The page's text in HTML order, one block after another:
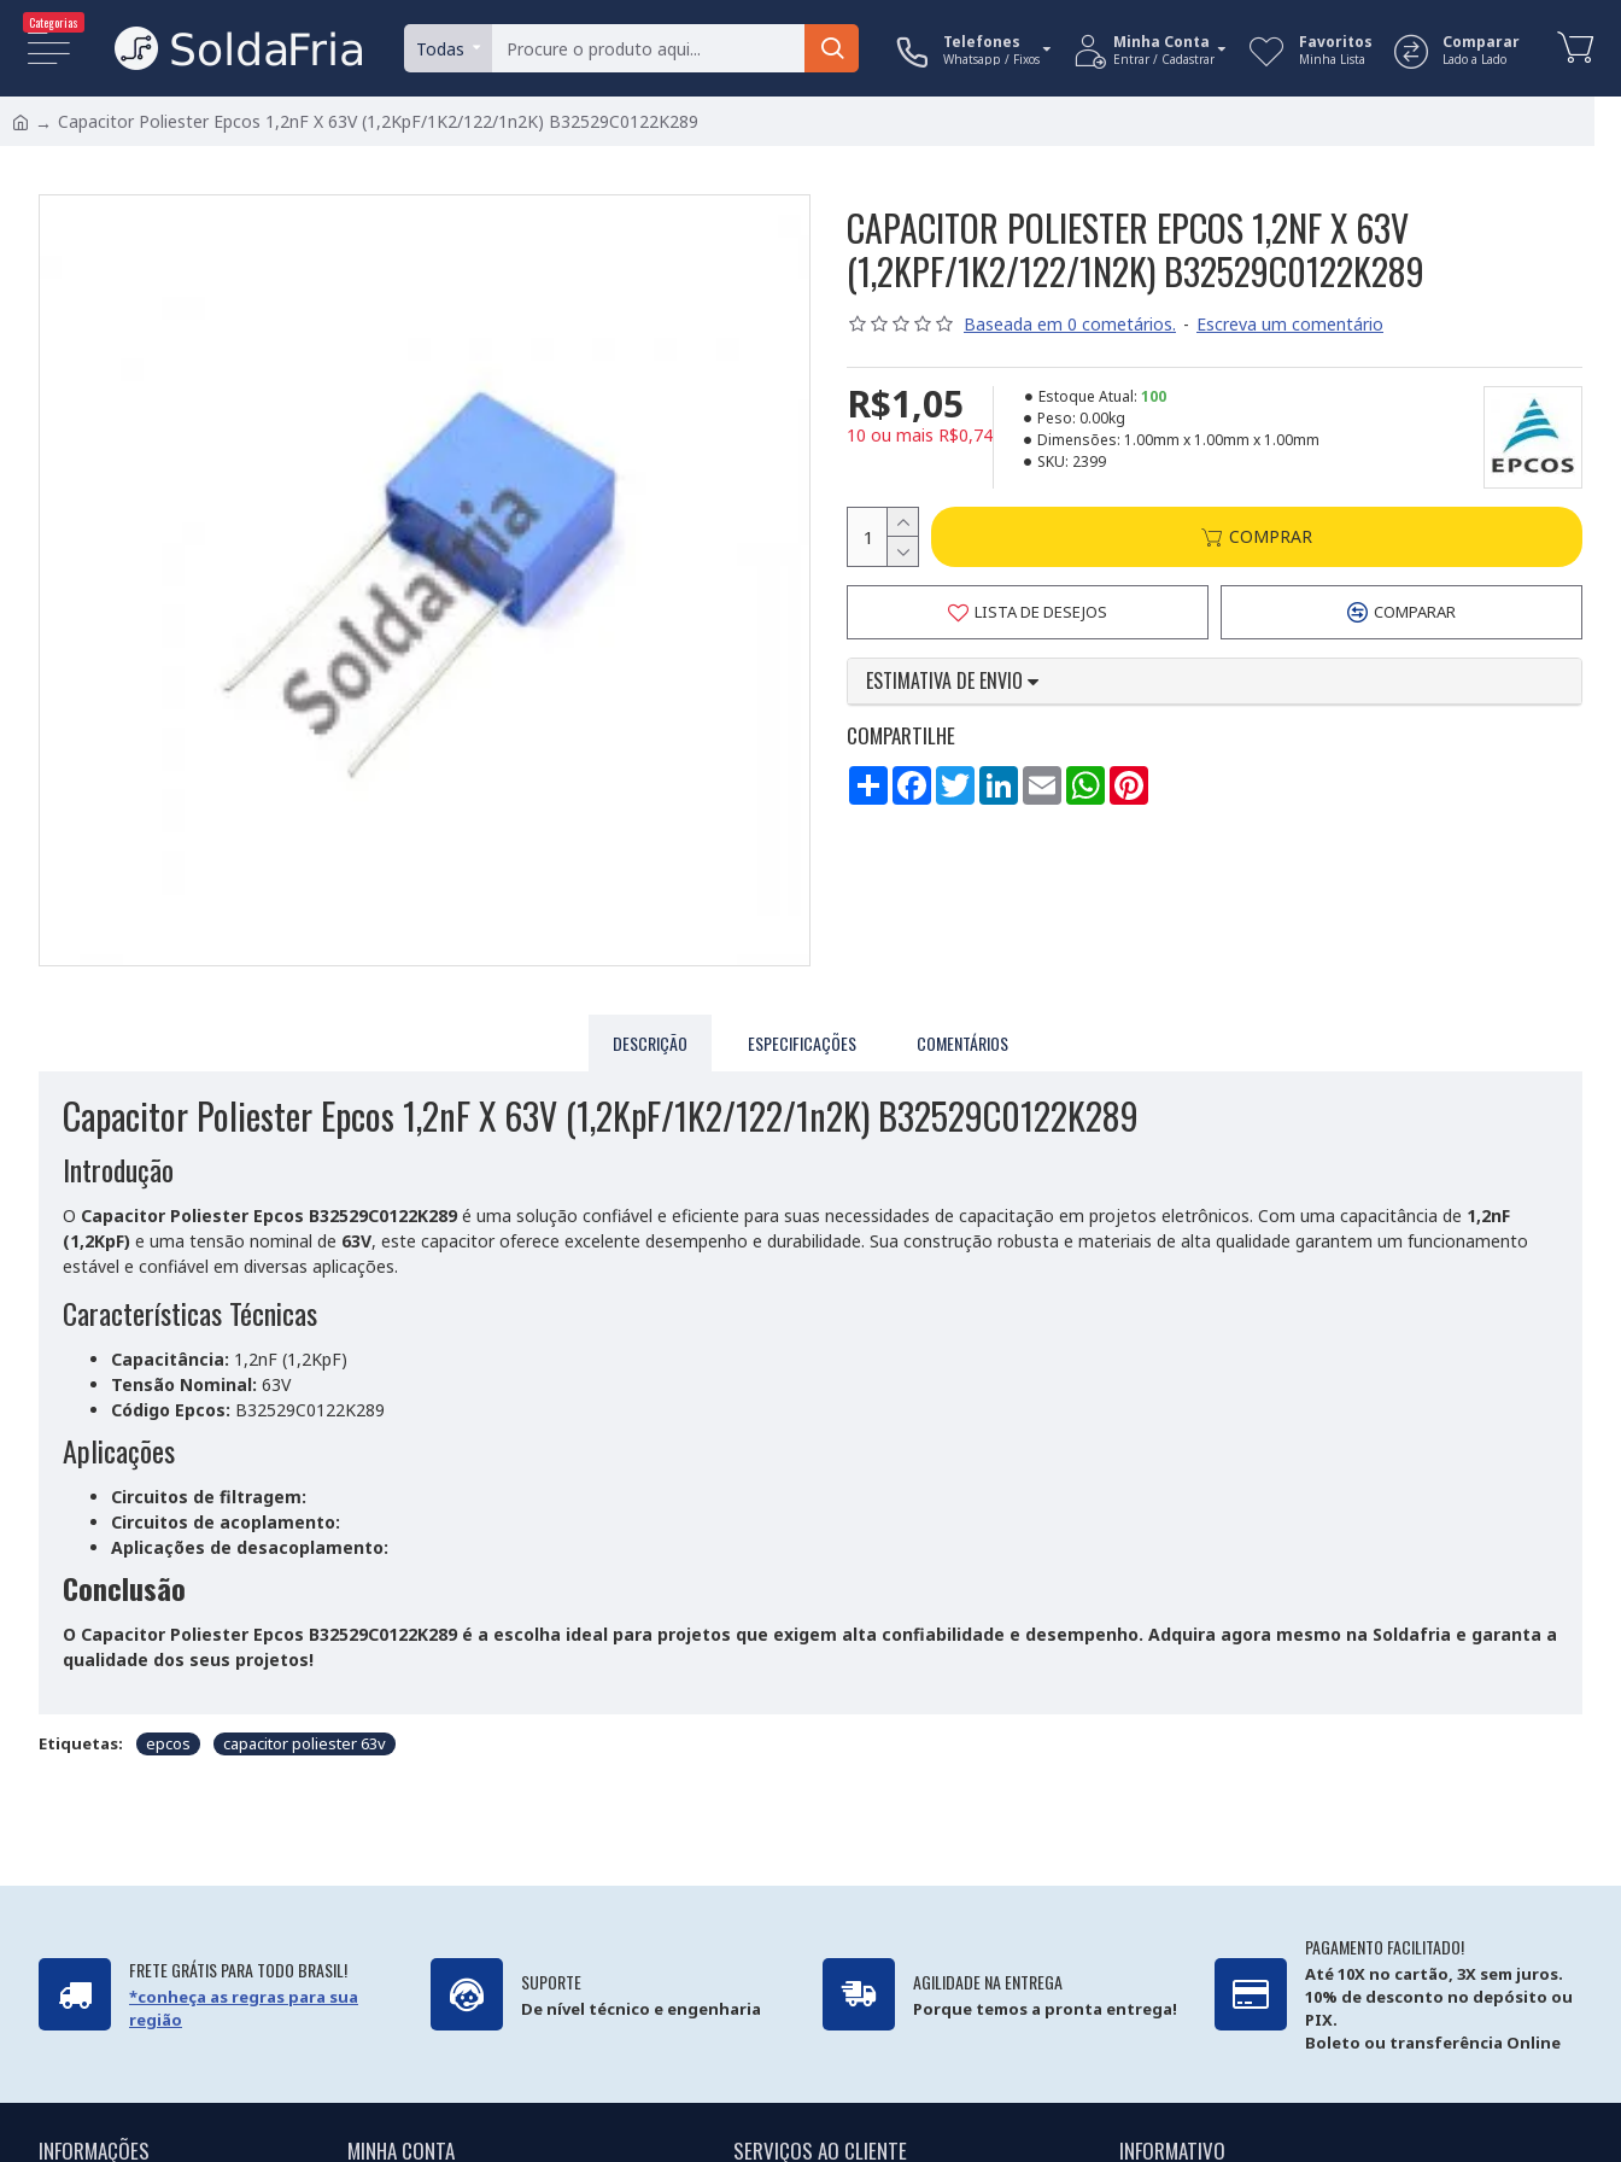
Categorias
Todas Telefones
Whatsapp / Fixos
Minha Conta
Entrar / Cadastrar
Favoritos
Minha Lista
Comparar
Lado a Lado
Capacitor Poliester Epcos 1,2nF X 63V (1,2KpF/1K2/122/1n2K) B32529C0122K289
CAPACITOR POLIESTER EPCOS 1,2NF X 63V
(1,2KPF/1K2/122/1N2K) B32529C0122K289
Baseada em 0 cometários. - Escreva um comentário
R$1,05
10 ou mais R$0,74
Estoque Atual: 100
Peso: 0.00kg
Dimensões: 1.00mm x 1.00mm x 1.00mm
SKU: 2399
COMPRAR
LISTA DE DESEJOS COMPARAR
ESTIMATIVA DE ENVIO
COMPARTILHE
Compartilhar
FacebookTwitterLinkedInEmail WhatsApp
DESCRIÇÃO ESPECIFICAÇÕES COMENTÁRIOS
Capacitor Poliester Epcos 1,2nF X 63V (1,2KpF/1K2/122/1n2K) B32529C0122K289
Introdução
O Capacitor Poliester Epcos B32529C0122K289é uma solução confiável e eficiente para suas necessidades de capacitação em projetos eletrônicos. Com uma capacitância de 1,2nF
(1,2KpF) e uma tensão nominal de 63V, este capacitor oferece excelente desempenho e durabilidade. Sua construção robusta e materiais de alta qualidade garantem um funcionamento
estável e confiável em diversas aplicações.
Características Técnicas
Capacitância: 1,2nF (1,2KpF)
Tensão Nominal: 63V
Código Epcos: B32529C0122K289
Aplicações
Circuitos de filtragem:
Circuitos de acoplamento:
Aplicações de desacoplamento:
Conclusão
O Capacitor Poliester Epcos B32529C0122K289 é a escolha ideal para projetos que exigem alta confiabilidade e desempenho. Adquira agora mesmo na Soldafria e garanta a
qualidade dos seus projetos!
Etiquetas: epcos capacitor poliester 63v
FRETE GRÁTIS PARA TODO BRASIL!
*conheça as regras para sua
região
SUPORTE
De nível técnico e engenharia
AGILIDADE NA ENTREGA
Porque temos a pronta entrega!
PAGAMENTO FACILITADO!
Até 10X no cartão, 3X sem juros.
10% de desconto no depósito ou
PIX.
Boleto ou transferência Online
INFORMAÇÕES MINHA CONTA SERVIÇOS AO CLIENTE INFORMATIVO